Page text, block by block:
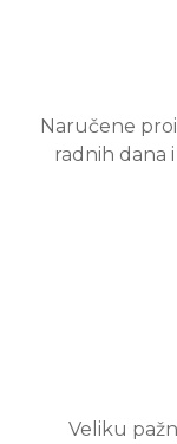
Naručene
radnih dana
Veliku